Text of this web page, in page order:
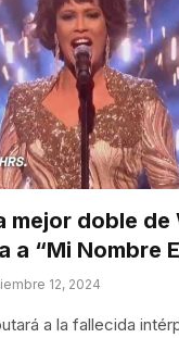
mejor doble de
a “Mi Nombre
12, 2024
a la fallecida